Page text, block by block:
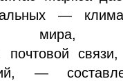
—
мира,
почтовой
—